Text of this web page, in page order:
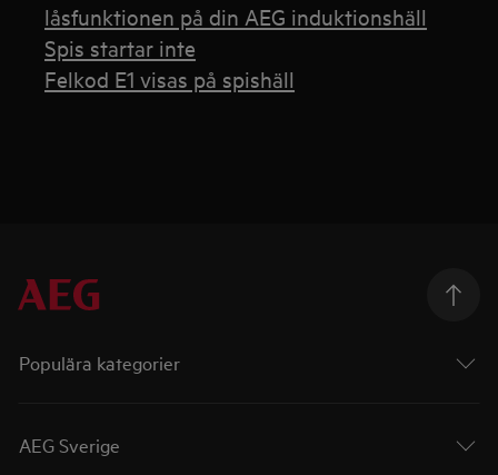
låsfunktionen på din AEG induktionshäll
Spis startar inte
Felkod E1 visas på spishäll
Populära kategorier
AEG Sverige